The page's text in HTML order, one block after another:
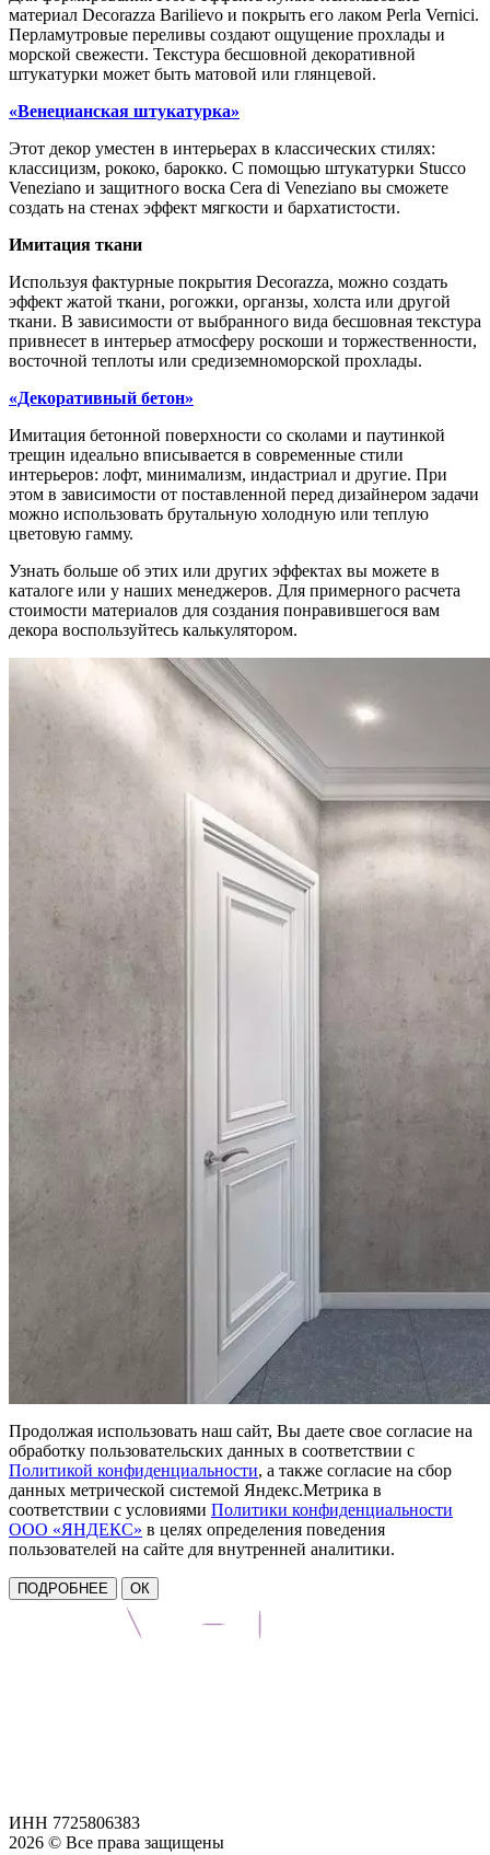
материал Decorazza Barilievo и покрыть его лаком Perla Vernici.
Перламутровые переливы создают ощущение прохлады и
морской свежести. Текстура бесшовной декоративной
штукатурки может быть матовой или глянцевой.
«Венецианская штукатурка»
Этот декор уместен в интерьерах в классических стилях:
классицизм, рококо, барокко. С помощью штукатурки Stucco
Veneziano и защитного воска Cera di Veneziano вы сможете
создать на стенах эффект мягкости и бархатистости.
Имитация ткани
Используя фактурные покрытия Decorazza, можно создать
эффект жатой ткани, рогожки, органзы, холста или другой
ткани. В зависимости от выбранного вида бесшовная текстура
привнесет в интерьер атмосферу роскоши и торжественности,
восточной теплоты или средиземноморской прохлады.
«Декоративный бетон»
Имитация бетонной поверхности со сколами и паутинкой
трещин идеально вписывается в современные стили
интерьеров: лофт, минимализм, индастриал и другие. При
этом в зависимости от поставленной перед дизайнером задачи
можно использовать брутальную холодную или теплую
цветовую гамму.
Узнать больше об этих или других эффектах вы можете в
каталоге или у наших менеджеров. Для примерного расчета
стоимости материалов для создания понравившегося вам
декора воспользуйтесь калькулятором.
Продолжая использовать наш сайт, Вы даете свое согласие на
обработку пользовательских данных в соответствии с
Политикой конфиденциальности, а также согласие на сбор
данных метрической системой Яндекс.Метрика в
соответствии с условиями Политики конфиденциальности
ООО «ЯНДЕКС» в целях определения поведения
пользователей на сайте для внутренней аналитики.
ПОДРОБНЕЕ ОК
ИНН 7725806383
2026 © Все права защищены